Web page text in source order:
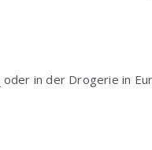
oder in der Drogerie in